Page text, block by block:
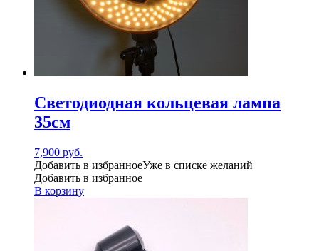
Светодиодная кольцевая лампа
35см
7,900 руб.
Добавить в избранноеУже в списке желаний
Добавить в избранное
В корзину